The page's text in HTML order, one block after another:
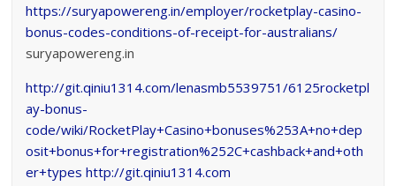
https://suryapowereng.in/employer/rocketplay-casino-
bonus-codes-conditions-of-receipt-for-australians/
suryapowereng.in
http://git.qiniu1314.com/lenasmb5539751/6125rocketpl
ay-bonus-
code/wiki/RocketPlay+Casino+bonuses%253A+no+dep
osit+bonus+for+registration%252C+cashback+and+oth
er+types http://git.qiniu1314.com